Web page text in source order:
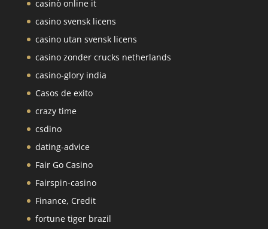
casinò online it
casino svensk licens
casino utan svensk licens
casino zonder crucks netherlands
casino-glory india
Casos de exito
crazy time
csdino
dating-advice
Fair Go Casino
Fairspin-casino
Finance, Credit
fortune tiger brazil